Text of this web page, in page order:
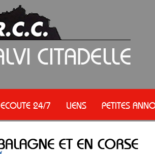
ECOUTE 24/7 LIENS PETITES